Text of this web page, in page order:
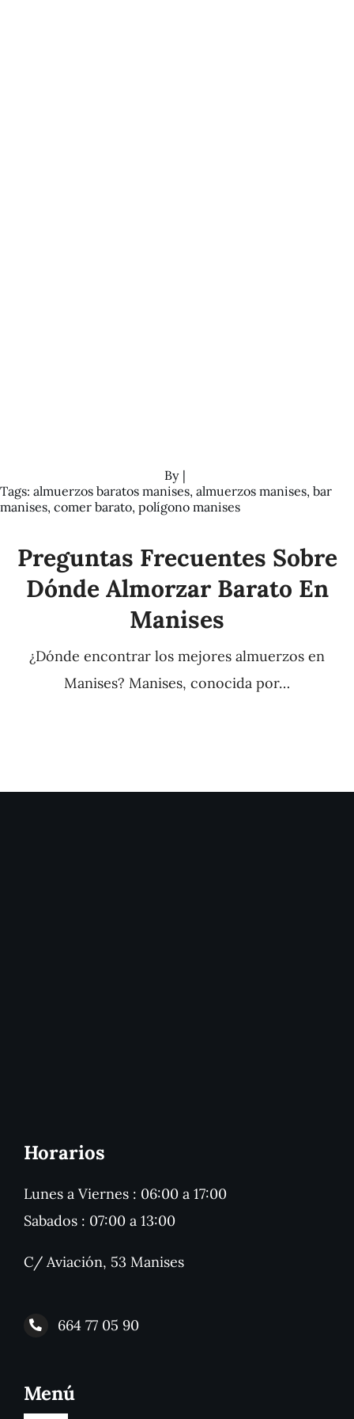
By |
Tags: almuerzos baratos manises, almuerzos manises, bar
manises, comer barato, polígono manises
Preguntas Frecuentes Sobre
Dónde Almorzar Barato En
Manises
¿Dónde encontrar los mejores almuerzos en
Manises? Manises, conocida por…
Horarios
Lunes a Viernes : 06:00 a 17:00
Sabados : 07:00 a 13:00
C/ Aviación, 53 Manises
664 77 05 90
Menú